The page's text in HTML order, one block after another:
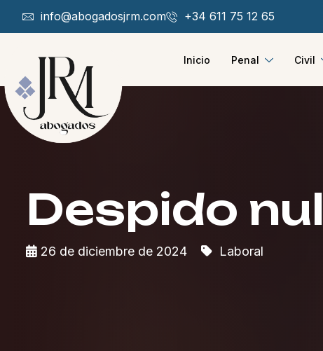
info@abogadosjrm.com +34 611 75 12 65
Inicio Penal Civil
Despido
26 de diciembre de 2024 Laboral